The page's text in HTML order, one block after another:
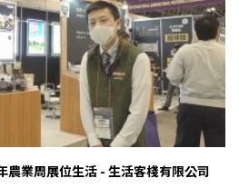
業周展位生活 - 生活客棧有限公司